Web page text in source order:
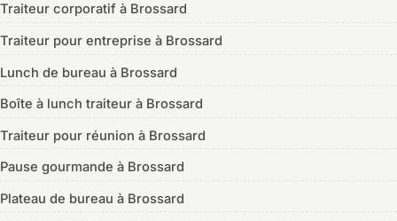
Traiteur corporatif à Brossard
Traiteur pour entreprise à Brossard
Lunch de bureau à Brossard
Boîte à lunch traiteur à Brossard
Traiteur pour réunion à Brossard
Pause gourmande à Brossard
Plateau de bureau à Brossard